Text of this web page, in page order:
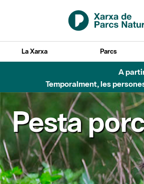
Salta al contingut principal
La Xarxa Parcs
A
Temporalment, les
Pesta